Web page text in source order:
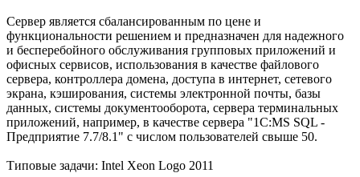
Сервер является сбалансированным по цене и
функциональности решением и предназначен для надежного
и бесперебойного обслуживания групповых приложений и
офисных сервисов, использования в качестве файлового
сервера, контроллера домена, доступа в интернет, сетевого
экрана, кэширования, системы электронной почты, базы
данных, системы документооборота, сервера терминальных
приложений, например, в качестве сервера "1С:MS SQL -
Предприятие 7.7/8.1" с числом пользователей свыше 50.
Типовые задачи: Intel Xeon Logo 2011